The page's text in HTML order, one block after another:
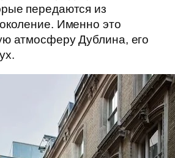
передаются из
Именно это
атмосферу Дублина, его